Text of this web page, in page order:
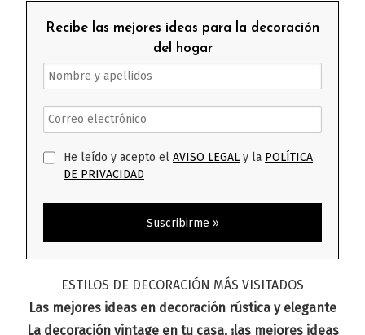
Recibe las mejores ideas para la decoración
del hogar
He leído y acepto el AVISO LEGAL y la POLÍTICA
DE PRIVACIDAD
ESTILOS DE DECORACIÓN MÁS VISITADOS
Las mejores ideas en decoración rústica y elegante
La decoración vintage en tu casa, ¡las mejores ideas